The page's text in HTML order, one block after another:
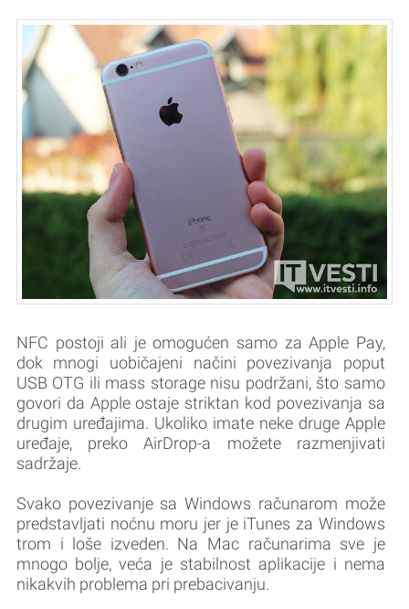
NFC postoji ali je omogućen samo za Apple Pay,
dok mnogi uobičajeni načini povezivanja poput
USB OTG ili mass storage nisu podržani, što samo
govori da Apple ostaje striktan kod povezivanja sa
drugim uređajima. Ukoliko imate neke druge Apple
uređaje, preko AirDrop-a možete razmenjivati
sadržaje.
Svako povezivanje sa Windows računarom može
predstavljati noćnu moru jer je iTunes za Windows
trom i loše izveden. Na Mac računarima sve je
mnogo bolje, veća je stabilnost aplikacije i nema
nikakvih problema pri prebacivanju.